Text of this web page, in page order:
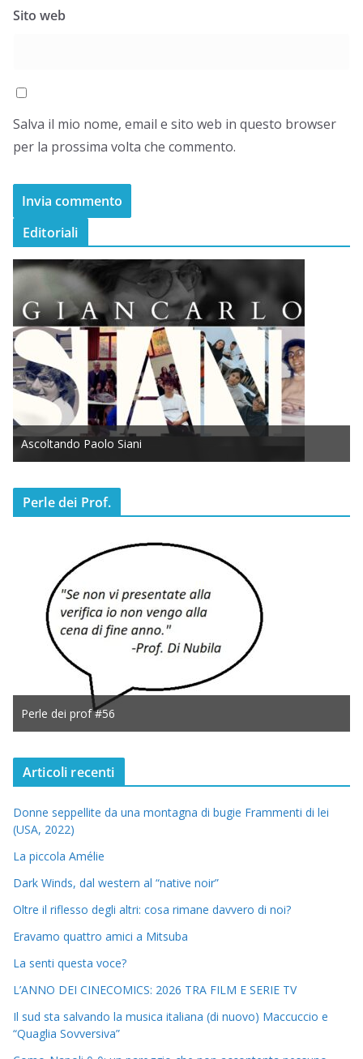
Sito web
Salva il mio nome, email e sito web in questo browser
per la prossima volta che commento.
Editoriali
Ascoltando Paolo Siani
Perle dei Prof.
Perle dei prof #56
Articoli recenti
Donne seppellite da una montagna di bugie Frammenti di lei
(USA, 2022)
La piccola Amélie
Dark Winds, dal western al “native noir”
Oltre il riflesso degli altri: cosa rimane davvero di noi?
Eravamo quattro amici a Mitsuba
La senti questa voce?
L’ANNO DEI CINECOMICS: 2026 TRA FILM E SERIE TV
Il sud sta salvando la musica italiana (di nuovo) Maccuccio e
“Quaglia Sovversiva”